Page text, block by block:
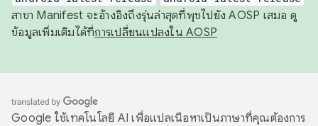
สาขา Manifest จะอ้างอิงถึงรุ่นล่าสุดที่พุชไปยัง AOSP เสมอ ดู
ข้อมูลเพิ่มเติมได้ที่การเปลี่ยนแปลงใน AOSP
Google ใช้เทคโนโลยี AI เพื่อแปลเนื้อหาเป็นภาษาที่คุณต้องการ